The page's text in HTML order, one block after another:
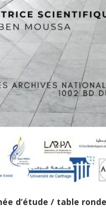
d’étude / table ronde